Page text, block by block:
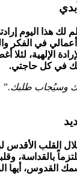
لك هذا اليوم
في الفكر
الإلهية،
في كل حاجتي.
وسيُجاب طلبك.”
القلب الأقدس
بالقداسة،
القدوس، أيها